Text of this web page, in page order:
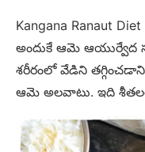
Kangana Ranaut
అందుకే ఆమె ఆయుర్వేద
శరీరంలో వేడిని
ఆమె అలవాటు. ఇది